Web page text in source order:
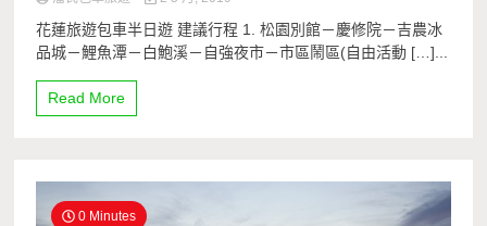
花蓮旅遊包車半日遊 建議行程 1. 松園別館－慶修院－吉農冰
品城－鯉魚潭－白鮑溪－自強夜市－市區鬧區(自由活動 […]...
Read More
0 Minutes